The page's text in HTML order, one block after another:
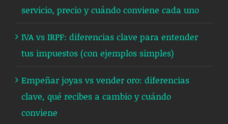
servicio, precio y cuándo conviene cada uno
IVA vs IRPF: diferencias clave para entender
tus impuestos (con ejemplos simples)
Empeñar joyas vs vender oro: diferencias
clave, qué recibes a cambio y cuándo
conviene